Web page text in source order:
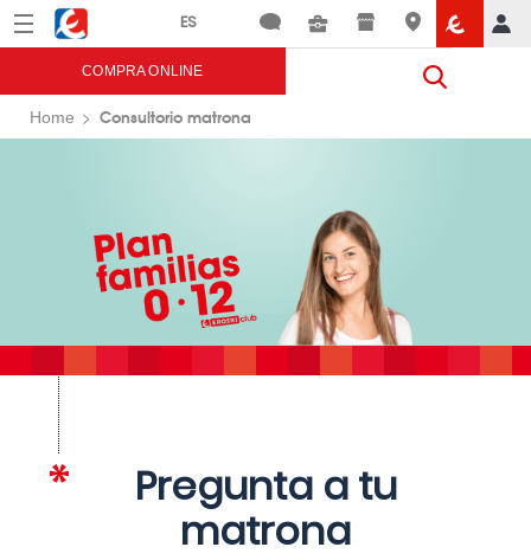
Menú Eroski
COMPRA ONLINE
Home Consultorio matrona
Pregunta a tu
matrona